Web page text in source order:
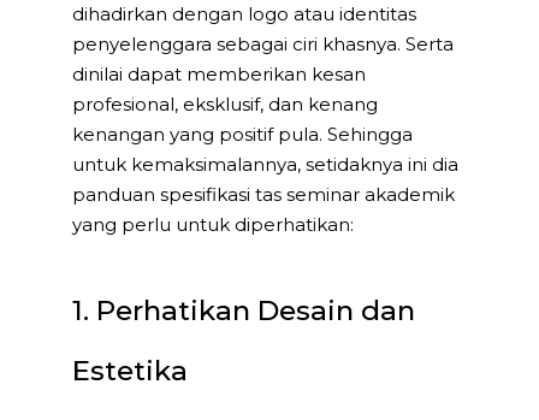
dihadirkan dengan logo atau identitas
penyelenggara sebagai ciri khasnya. Serta
dinilai dapat memberikan kesan
profesional, eksklusif, dan kenang
kenangan yang positif pula. Sehingga
untuk kemaksimalannya, setidaknya ini dia
panduan spesifikasi tas seminar akademik
yang perlu untuk diperhatikan:
1. Perhatikan Desain dan
Estetika